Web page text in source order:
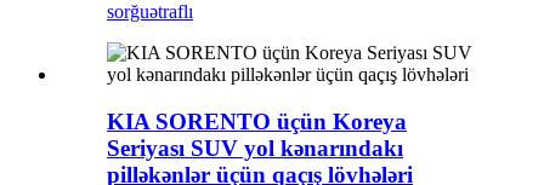
sorğuətraflı
KIA SORENTO üçün Koreya
Seriyası SUV yol kənarındakı
pilləkənlər üçün qaçış lövhələri